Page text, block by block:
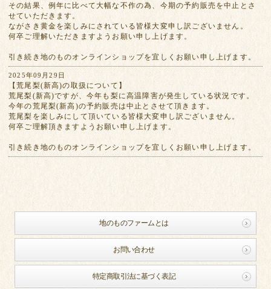
その結果、例年に比べて大幅な不作の為、今期の予約販売を中止とさ
せていただきます。
ながさき黄金を楽しみにされている皆様大変申し訳ございません。
何卒ご理解いただきますようお願い申し上げます。
引き続き地のものオンラインショップを宜しくお願い申し上げます。
2025年09月29日
【荒尾梨(新高)の取扱について】
荒尾梨(新高)ですが、今年も梨に高温障害が発生している状況です。
今年の荒尾梨(新高)の予約販売は中止とさせて頂きます。
荒尾梨を楽しみにして頂いている皆様大変申し訳ございません。
何卒ご理解頂きますようお願い申し上げます。
引き続き地のものオンラインショップを宜しくお願い申し上げます。
地のものファームとは
お問い合わせ
特定商取引法に基づく表記